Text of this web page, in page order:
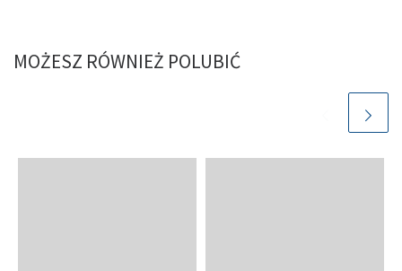
MOŻESZ RÓWNIEŻ POLUBIĆ